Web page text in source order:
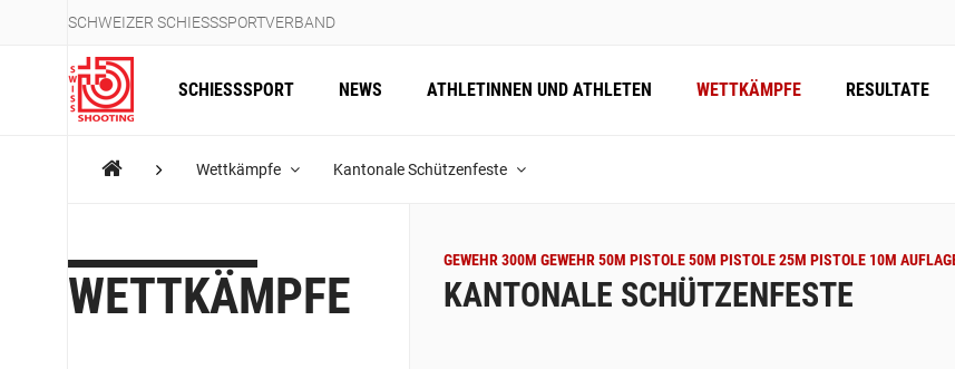
SCHWEIZER SCHIESSSPORTVERBAND
SCHIESSSPORT NEWS ATHLETINNEN UND ATHLETEN WETTKÄMPFE RESULTATE
Wettkämpfe Kantonale Schützenfeste
WETTKÄMPFE
GEWEHR 300M GEWEHR 50M PISTOLE 50M PISTOLE 25M PISTOLE 10M
KANTONALE SCHÜTZENFESTE